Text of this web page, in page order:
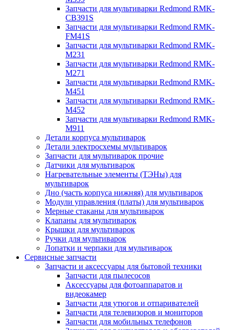
Запчасти для мультиварки Redmond RMK-
CB391S
Запчасти для мультиварки Redmond RMK-
FM41S
Запчасти для мультиварки Redmond RMK-
M231
Запчасти для мультиварки Redmond RMK-
M271
Запчасти для мультиварки Redmond RMK-
M451
Запчасти для мультиварки Redmond RMK-
M452
Запчасти для мультиварки Redmond RMK-
M911
Детали корпуса мультиварок
Детали электросхемы мультиварок
Запчасти для мультиварок прочие
Датчики для мультиварок
Нагревательные элементы (ТЭНы) для
мультиварок
Дно (часть корпуса нижняя) для мультиварок
Модули управления (платы) для мультиварок
Мерные стаканы для мультиварок
Клапаны для мультиварок
Крышки для мультиварок
Ручки для мультиварок
Лопатки и черпаки для мультиварок
Сервисные запчасти
Запчасти и аксессуары для бытовой техники
Запчасти для пылесосов
Аксессуары для фотоаппаратов и
видеокамер
Запчасти для утюгов и отпаривателей
Запчасти для телевизоров и мониторов
Запчасти для мобильных телефонов